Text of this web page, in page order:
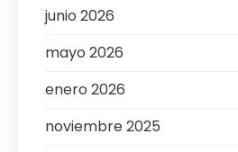
junio 2026
mayo 2026
enero 2026
noviembre 2025